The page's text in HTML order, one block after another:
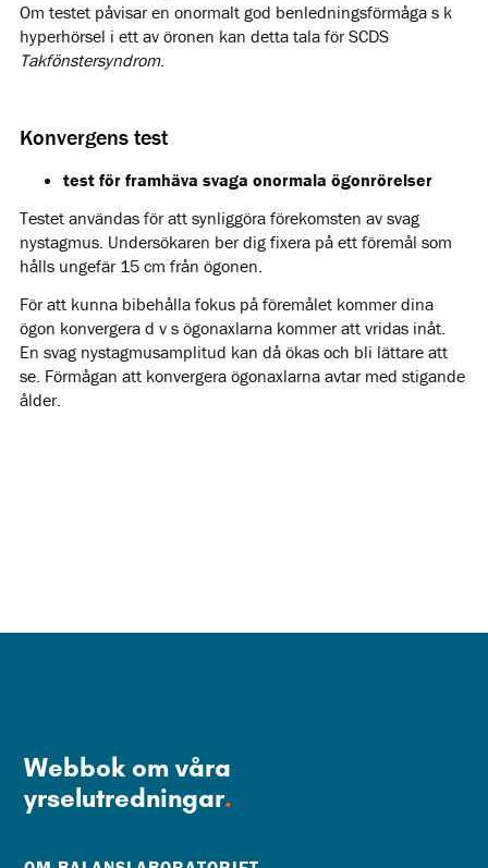
Om testet påvisar en onormalt god benledningsförmåga s k
hyperhörsel i ett av öronen kan detta tala för SCDS
Takfönstersyndrom.
Konvergens test
test för framhäva svaga onormala ögonrörelser
Testet användas för att synliggöra förekomsten av svag
nystagmus. Undersökaren ber dig fixera på ett föremål som
hålls ungefär 15 cm från ögonen.
För att kunna bibehålla fokus på föremålet kommer dina
ögon konvergera d v s ögonaxlarna kommer att vridas inåt.
En svag nystagmusamplitud kan då ökas och bli lättare att
se. Förmågan att konvergera ögonaxlarna avtar med stigande
ålder.
Webbok om våra
yrselutredningar.